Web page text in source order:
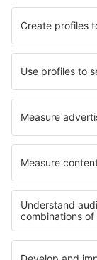
Unterkunft in
Die besten
Unterkunft Crater
Unterkunft in
Unterkunft in den
Unterkunft in
Unterkunft im